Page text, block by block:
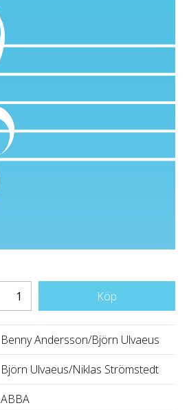
Köp
Benny Andersson/Björn Ulvaeus
Björn Ulvaeus/Niklas Strömstedt
ABBA